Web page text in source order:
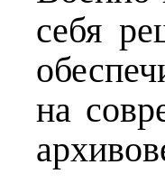
себя
на